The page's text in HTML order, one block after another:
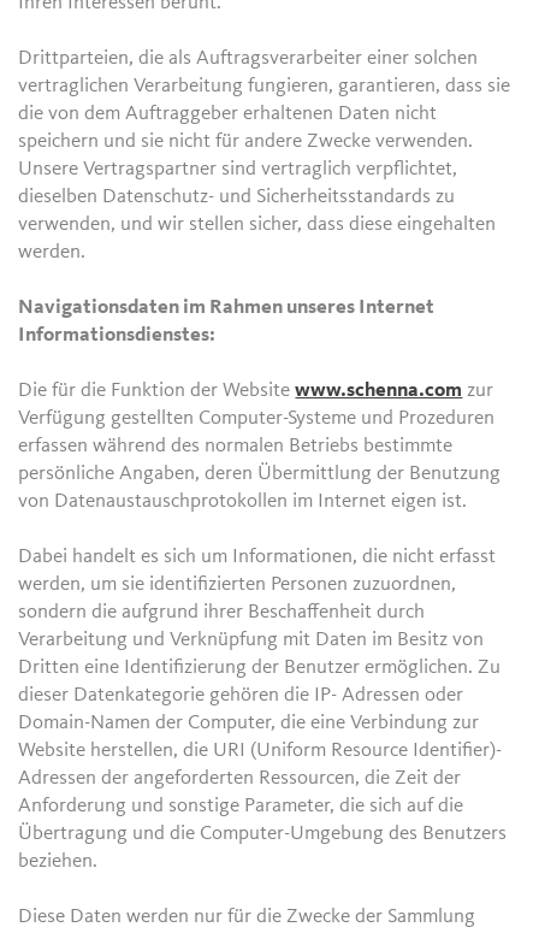
Drittparteien, die als Auftragsverarbeiter einer solchen
vertraglichen Verarbeitung fungieren, garantieren, dass sie
die von dem Auftraggeber erhaltenen Daten nicht
speichern und sie nicht für andere Zwecke verwenden.
Unsere Vertragspartner sind vertraglich verpflichtet,
dieselben Datenschutz- und Sicherheitsstandards zu
verwenden, und wir stellen sicher, dass diese eingehalten
werden.
Navigationsdaten im Rahmen unseres Internet
Informationsdienstes:
Die für die Funktion der Websitewww.schenna.com zur
Verfügung gestellten Computer-Systeme und Prozeduren
erfassen während des normalen Betriebs bestimmte
persönliche Angaben, deren Übermittlung der Benutzung
von Datenaustauschprotokollen im Internet eigen ist.
Dabei handelt es sich um Informationen, die nicht erfasst
werden, um sie identifizierten Personen zuzuordnen,
sondern die aufgrund ihrer Beschaffenheit durch
Verarbeitung und Verknüpfung mit Daten im Besitz von
Dritten eine Identifizierung der Benutzer ermöglichen. Zu
dieser Datenkategorie gehören die IP- Adressen oder
Domain-Namen der Computer, die eine Verbindung zur
Website herstellen, die URI (Uniform Resource Identifier)-
Adressen der angeforderten Ressourcen, die Zeit der
Anforderung und sonstige Parameter, die sich auf die
Übertragung und die Computer-Umgebung des Benutzers
beziehen.
Diese Daten werden nur für die Zwecke der Sammlung